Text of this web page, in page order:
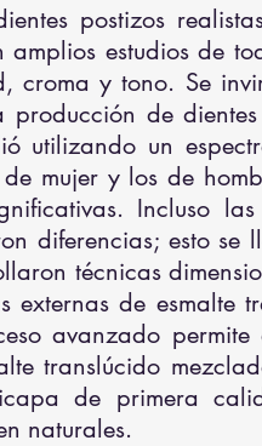
postizos
estudios de
croma y tono. Se
de
utilizando un
mujer y los de
Incluso
diferencias; esto
técnicas
externas de
avanzado
translúcido
de primera
naturales.